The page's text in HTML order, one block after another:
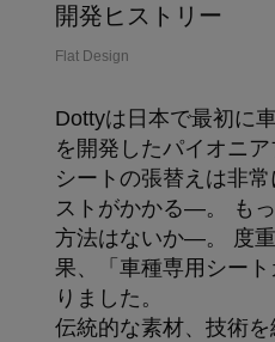
開発ヒストリー
Flat Design
Dottyは日本で最初に
を開発したパイオニア
シートの張替えは非
ストがかかる―。 も
方法はないか―。 度
果、「車種専用シー
りました。
伝統的な素材、技術